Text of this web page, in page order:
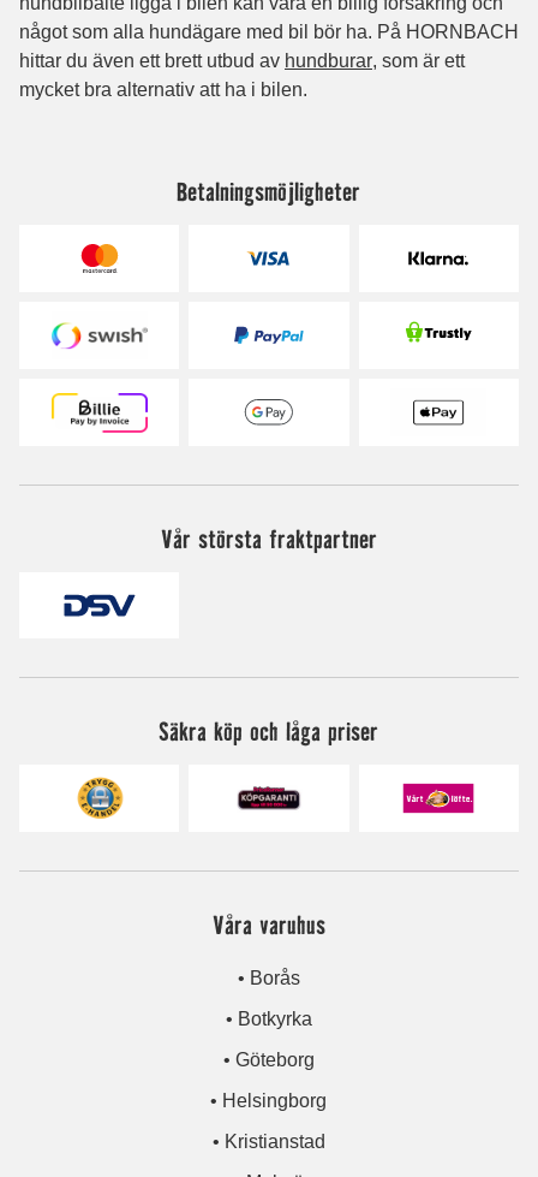
Betalningsmöjligheter
Vår största fraktpartner
Säkra köp och låga priser
Våra varuhus
• Borås
• Botkyrka
• Göteborg
• Helsingborg
• Kristianstad